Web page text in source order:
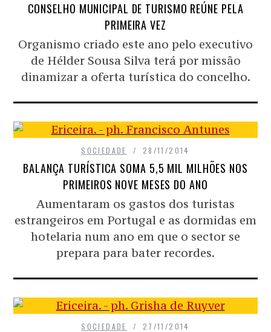
CONSELHO MUNICIPAL DE TURISMO REÚNE PELA
PRIMEIRA VEZ
Organismo criado este ano pelo executivo
de Hélder Sousa Silva terá por missão
dinamizar a oferta turística do concelho.
SOCIEDADE 28/11/2014
BALANÇA TURÍSTICA SOMA 5,5 MIL MILHÕES NOS
PRIMEIROS NOVE MESES DO ANO
Aumentaram os gastos dos turistas
estrangeiros em Portugal e as dormidas em
hotelaria num ano em que o sector se
prepara para bater recordes.
SOCIEDADE 27/11/2014